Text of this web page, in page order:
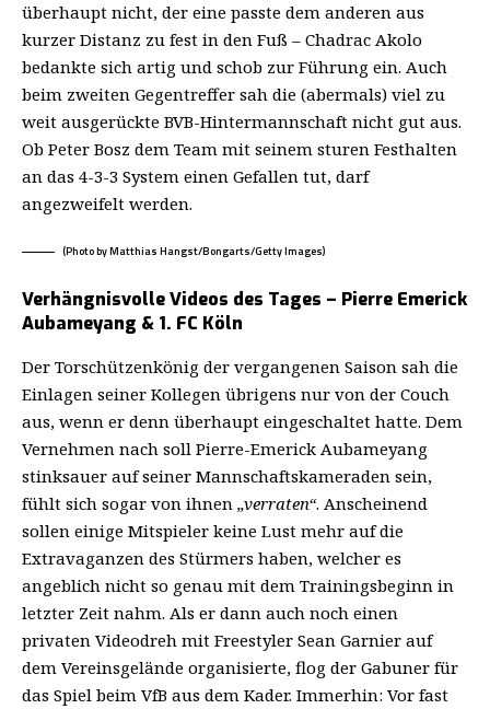
überhaupt nicht, der eine passte dem anderen aus
kurzer Distanz zu fest in den Fuß – Chadrac Akolo
bedankte sich artig und schob zur Führung ein. Auch
beim zweiten Gegentreffer sah die (abermals) viel zu
weit ausgerückte BVB-Hintermannschaft nicht gut aus.
Ob Peter Bosz dem Team mit seinem sturen Festhalten
an das 4-3-3 System einen Gefallen tut, darf
angezweifelt werden.
(Photo by Matthias Hangst/Bongarts/Getty Images)
Verhängnisvolle Videos des Tages – Pierre Emerick
Aubameyang & 1. FC Köln
Der Torschützenkönig der vergangenen Saison sah die
Einlagen seiner Kollegen übrigens nur von der Couch
aus, wenn er denn überhaupt eingeschaltet hatte. Dem
Vernehmen nach soll Pierre-Emerick Aubameyang
stinksauer auf seiner Mannschaftskameraden sein,
fühlt sich sogar von ihnen „verraten“. Anscheinend
sollen einige Mitspieler keine Lust mehr auf die
Extravaganzen des Stürmers haben, welcher es
angeblich nicht so genau mit dem Trainingsbeginn in
letzter Zeit nahm. Als er dann auch noch einen
privaten Videodreh mit Freestyler Sean Garnier auf
dem Vereinsgelände organisierte, flog der Gabuner für
das Spiel beim VfB aus dem Kader. Immerhin: Vor fast